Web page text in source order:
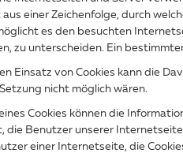
einer Zeichenfolge, durch
es den besuchten
zu unterscheiden. Ein
Einsatz von Cookies kann die
nicht möglich wären.
Cookies können die
die Benutzer unserer
einer Internetseite, die